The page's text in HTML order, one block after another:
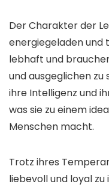
Der Charakter der
energiegeladen und
lebhaft und
und ausgeglichen zu
ihre Intelligenz und
was sie zu einem
Menschen macht.
Trotz ihres
liebevoll und loyal zu